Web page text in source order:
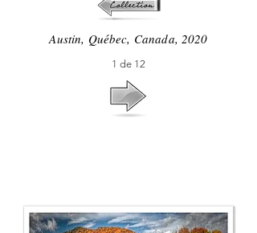
Austin, Québec, Canada, 2020
1 de 12